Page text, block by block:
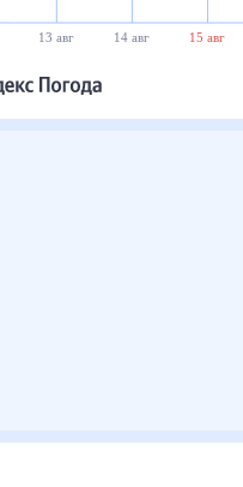
13 авг 14 авг 15 авг